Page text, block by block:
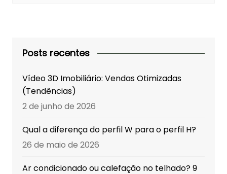
Posts recentes
Vídeo 3D Imobiliário: Vendas Otimizadas
(Tendências)
2 de junho de 2026
Qual a diferença do perfil W para o perfil H?
26 de maio de 2026
Ar condicionado ou calefação no telhado? 9